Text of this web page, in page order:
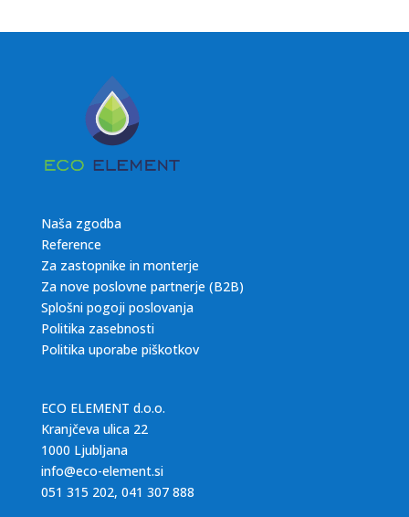
Naša zgodba
Reference
Za zastopnike in monterje
Za nove poslovne partnerje (B2B)
Splošni pogoji poslovanja
Politika zasebnosti
Politika uporabe piškotkov
ECO ELEMENT d.o.o.
Kranjčeva ulica 22
1000 Ljubljana
info@eco-element.si
051 315 202, 041 307 888